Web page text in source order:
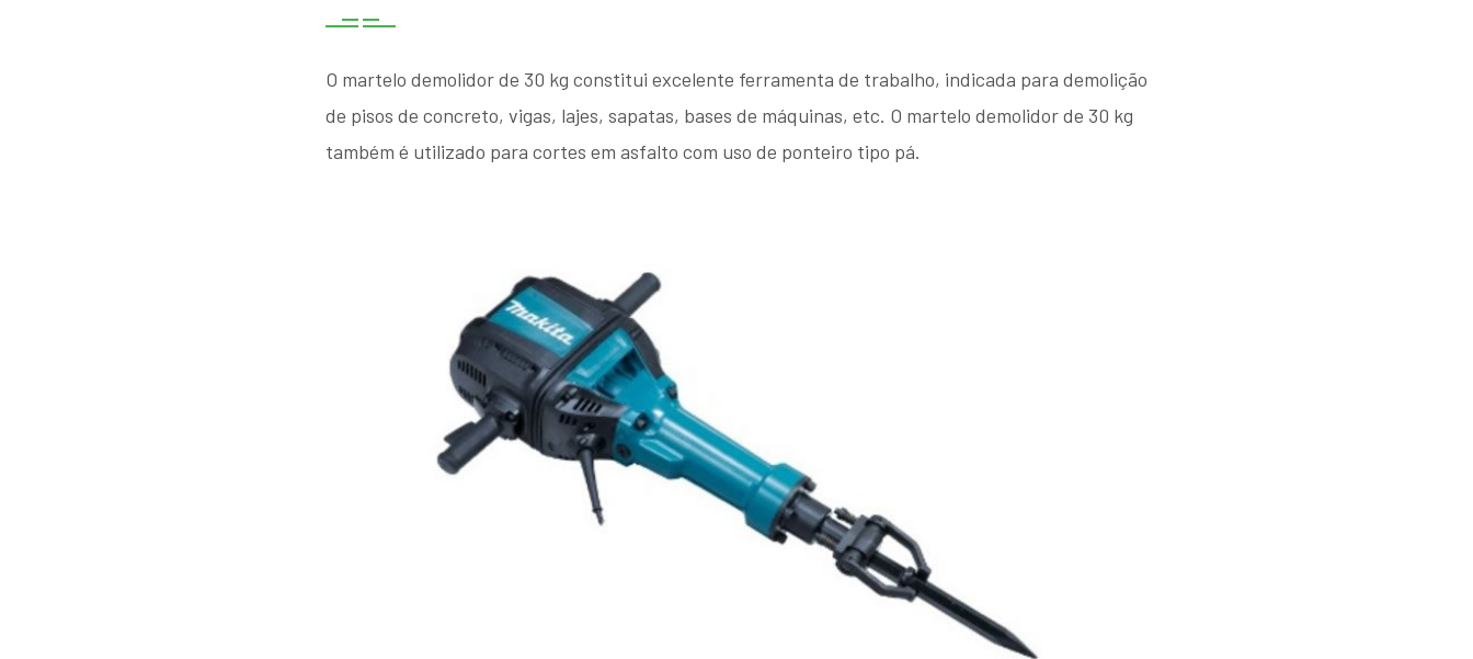
O martelo demolidor de 30 kg constitui excelente ferramenta de trabalho, indicada para demolição
de pisos de concreto, vigas, lajes, sapatas, bases de máquinas, etc. O martelo demolidor de 30 kg
também é utilizado para cortes em asfalto com uso de ponteiro tipo pá.